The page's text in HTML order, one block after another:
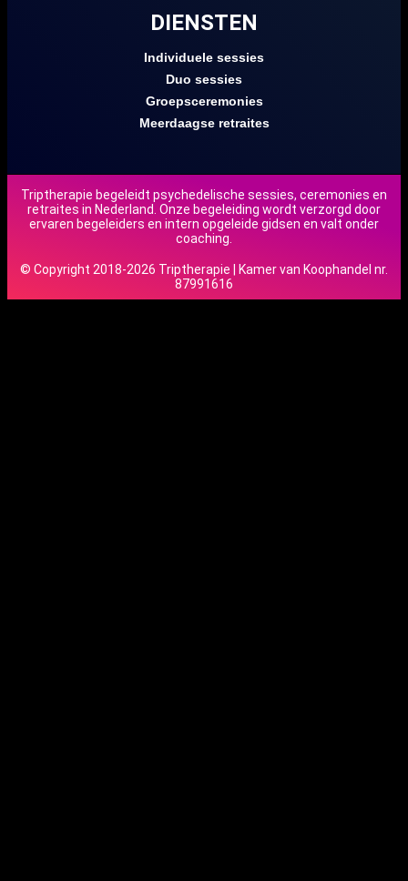
DIENSTEN
Individuele sessies
Duo sessies
Groepsceremonies
Meerdaagse retraites
Triptherapie begeleidt psychedelische sessies, ceremonies en
retraites in Nederland. Onze begeleiding wordt verzorgd door
ervaren begeleiders en intern opgeleide gidsen en valt onder
coaching.
© Copyright 2018-2026 Triptherapie | Kamer van Koophandel nr.
87991616